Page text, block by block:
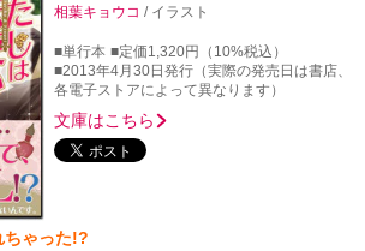
相葉キョウコ / イラスト
■単行本 ■定価1,320円（10%税込）
■2013年4月30日発行（実際の発売日は書店、
各電子ストアによって異なります）
文庫はこちら
ちゃった!?